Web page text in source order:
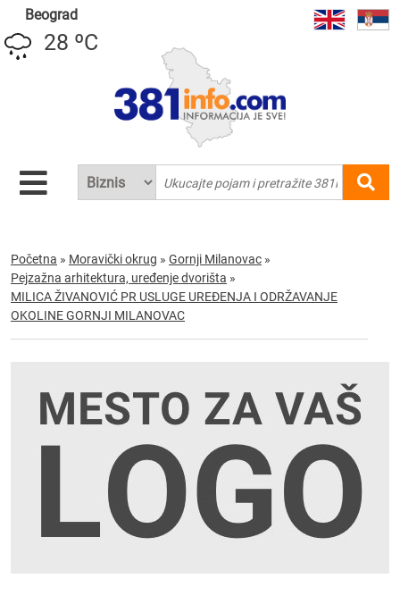
Beograd
28 ºC
Početna » Moravički okrug » Gornji Milanovac »
Pejzažna arhitektura, uređenje dvorišta »
MILICA ŽIVANOVIĆ PR USLUGE UREĐENJA I ODRŽAVANJE
OKOLINE GORNJI MILANOVAC